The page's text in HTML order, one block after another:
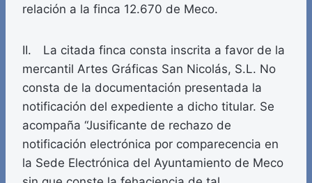
relación a la finca 12.670 de Meco.
II. La citada finca consta inscrita a favor de la
mercantil Artes Gráficas San Nicolás, S.L. No
consta de la documentación presentada la
notificación del expediente a dicho titular. Se
acompaña “Jusificante de rechazo de
notificación electrónica por comparecencia en
la Sede Electrónica del Ayuntamiento de Meco